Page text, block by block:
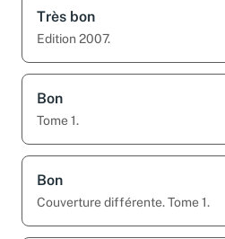
Très bon
Edition 2007.
Bon
Tome 1.
Bon
Couverture différente. Tome 1.